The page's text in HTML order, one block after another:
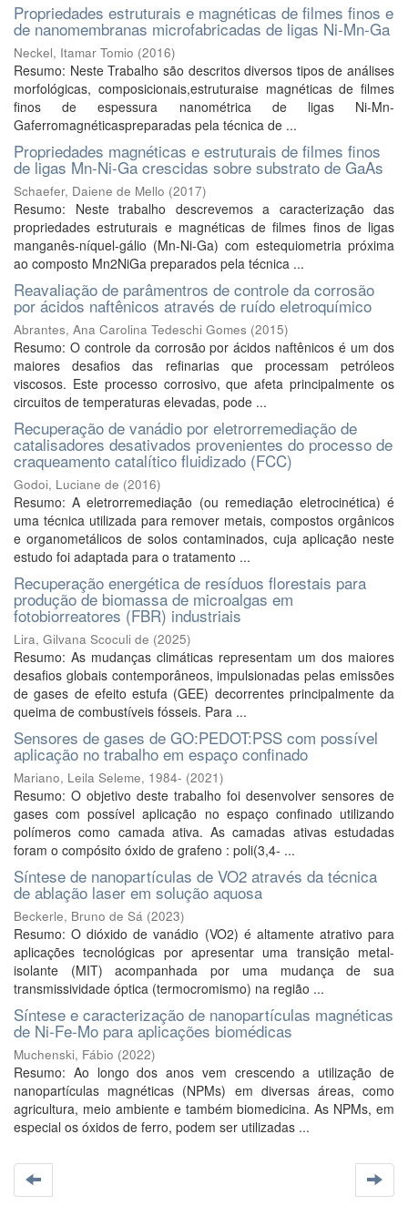
Propriedades estruturais e magnéticas de filmes finos e
de nanomembranas microfabricadas de ligas Ni-Mn-Ga
Neckel, Itamar Tomio (2016)
Resumo: Neste Trabalho são descritos diversos tipos de análises
morfológicas, composicionais,estruturaise magnéticas de filmes
finos de espessura nanométrica de ligas Ni-Mn-
Gaferromagnéticaspreparadas pela técnica de ...
Propriedades magnéticas e estruturais de filmes finos
de ligas Mn-Ni-Ga crescidas sobre substrato de GaAs
Schaefer, Daiene de Mello (2017)
Resumo: Neste trabalho descrevemos a caracterização das
propriedades estruturais e magnéticas de filmes finos de ligas
manganês-níquel-gálio (Mn-Ni-Ga) com estequiometria próxima
ao composto Mn2NiGa preparados pela técnica ...
Reavaliação de parâmentros de controle da corrosão
por ácidos naftênicos através de ruído eletroquímico
Abrantes, Ana Carolina Tedeschi Gomes (2015)
Resumo: O controle da corrosão por ácidos naftênicos é um dos
maiores desafios das refinarias que processam petróleos
viscosos. Este processo corrosivo, que afeta principalmente os
circuitos de temperaturas elevadas, pode ...
Recuperação de vanádio por eletrorremediação de
catalisadores desativados provenientes do processo de
craqueamento catalítico fluidizado (FCC)
Godoi, Luciane de (2016)
Resumo: A eletrorremediação (ou remediação eletrocinética) é
uma técnica utilizada para remover metais, compostos orgânicos
e organometálicos de solos contaminados, cuja aplicação neste
estudo foi adaptada para o tratamento ...
Recuperação energética de resíduos florestais para
produção de biomassa de microalgas em
fotobiorreatores (FBR) industriais
Lira, Gilvana Scoculi de (2025)
Resumo: As mudanças climáticas representam um dos maiores
desafios globais contemporâneos, impulsionadas pelas emissões
de gases de efeito estufa (GEE) decorrentes principalmente da
queima de combustíveis fósseis. Para ...
Sensores de gases de GO:PEDOT:PSS com possível
aplicação no trabalho em espaço confinado
Mariano, Leila Seleme, 1984- (2021)
Resumo: O objetivo deste trabalho foi desenvolver sensores de
gases com possível aplicação no espaço confinado utilizando
polímeros como camada ativa. As camadas ativas estudadas
foram o compósito óxido de grafeno : poli(3,4- ...
Síntese de nanopartículas de VO2 através da técnica
de ablação laser em solução aquosa
Beckerle, Bruno de Sá (2023)
Resumo: O dióxido de vanádio (VO2) é altamente atrativo para
aplicações tecnológicas por apresentar uma transição metal-
isolante (MIT) acompanhada por uma mudança de sua
transmissividade óptica (termocromismo) na região ...
Síntese e caracterização de nanopartículas magnéticas
de Ni-Fe-Mo para aplicações biomédicas
Muchenski, Fábio (2022)
Resumo: Ao longo dos anos vem crescendo a utilização de
nanopartículas magnéticas (NPMs) em diversas áreas, como
agricultura, meio ambiente e também biomedicina. As NPMs, em
especial os óxidos de ferro, podem ser utilizadas ...